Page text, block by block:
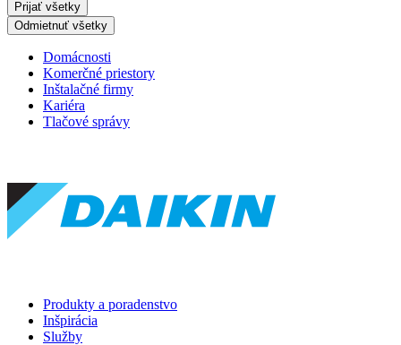
Prijať všetky
Odmietnuť všetky
Domácnosti
Komerčné priestory
Inštalačné firmy
Kariéra
Tlačové správy
Produkty a poradenstvo
Inšpirácia
Služby